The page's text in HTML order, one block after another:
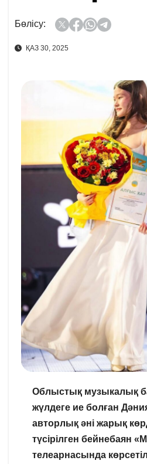
Бөлісу:
ҚАЗ 30, 2025
Облыстық музыкалық
жүлдеге ие болған
авторлық әні жарық
түсірілген бейнебаян
телеарнасында